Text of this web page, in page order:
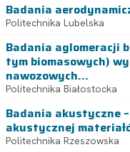
Badania
Politechnika Lubelska
Badania aglomeracji
tym biomasowych)
nawozowych...
Politechnika Białostocka
Badania akustyczne
akustycznej
Politechnika Rzeszowska